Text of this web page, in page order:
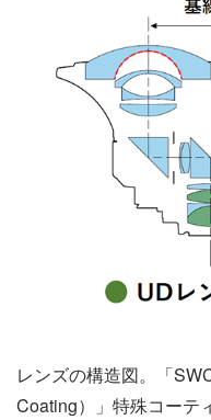
レンズの構造図。「
Coating）」特殊コーテ